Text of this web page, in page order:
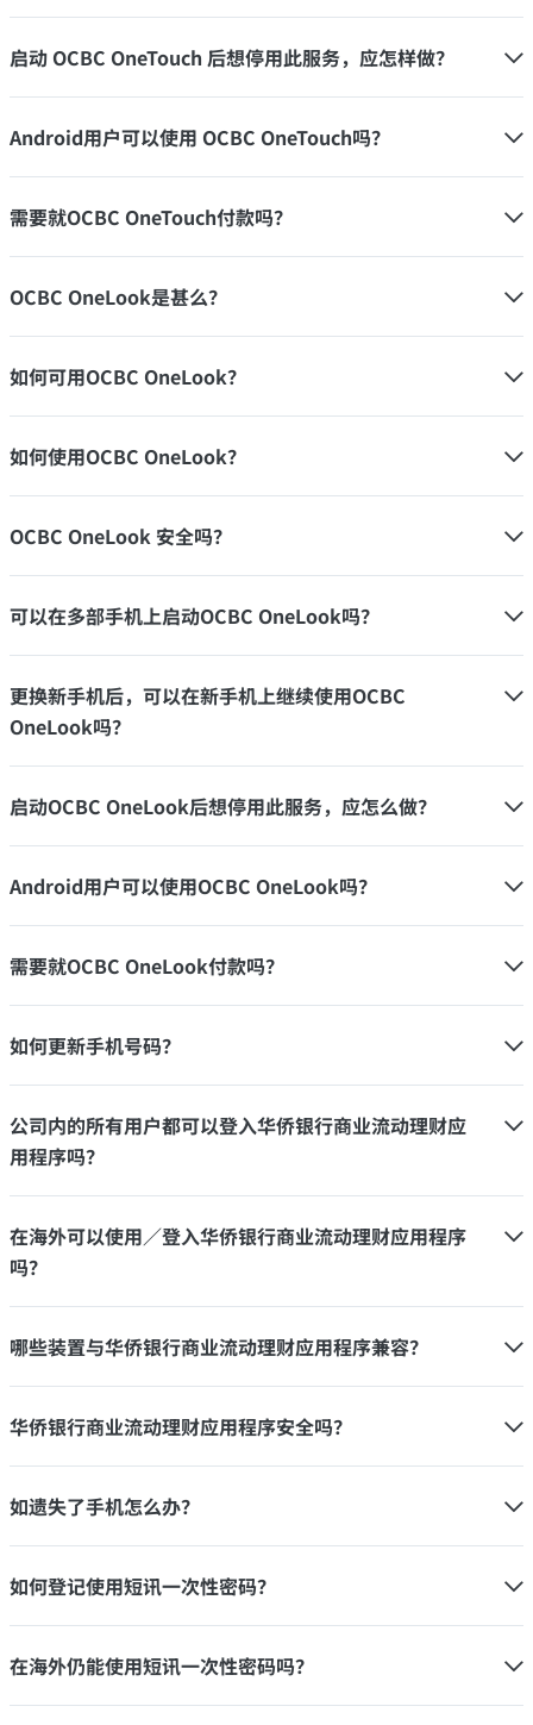
启动 OCBC OneTouch 后想停用此服务，应怎样做？
Android用户可以使用 OCBC OneTouch吗？
需要就OCBC OneTouch付款吗？
OCBC OneLook是甚么？
如何可用OCBC OneLook？
如何使用OCBC OneLook？
OCBC OneLook 安全吗？
可以在多部手机上启动OCBC OneLook吗？
更换新手机后，可以在新手机上继续使用OCBC
OneLook吗？
启动OCBC OneLook后想停用此服务，应怎么做？
Android用户可以使用OCBC OneLook吗？
需要就OCBC OneLook付款吗？
如何更新手机号码？
公司内的所有用户都可以登入华侨银行商业流动理财应
用程序吗？
在海外可以使用／登入华侨银行商业流动理财应用程序
吗？
哪些装置与华侨银行商业流动理财应用程序兼容？
华侨银行商业流动理财应用程序安全吗？
如遗失了手机怎么办？
如何登记使用短讯一次性密码？
在海外仍能使用短讯一次性密码吗？